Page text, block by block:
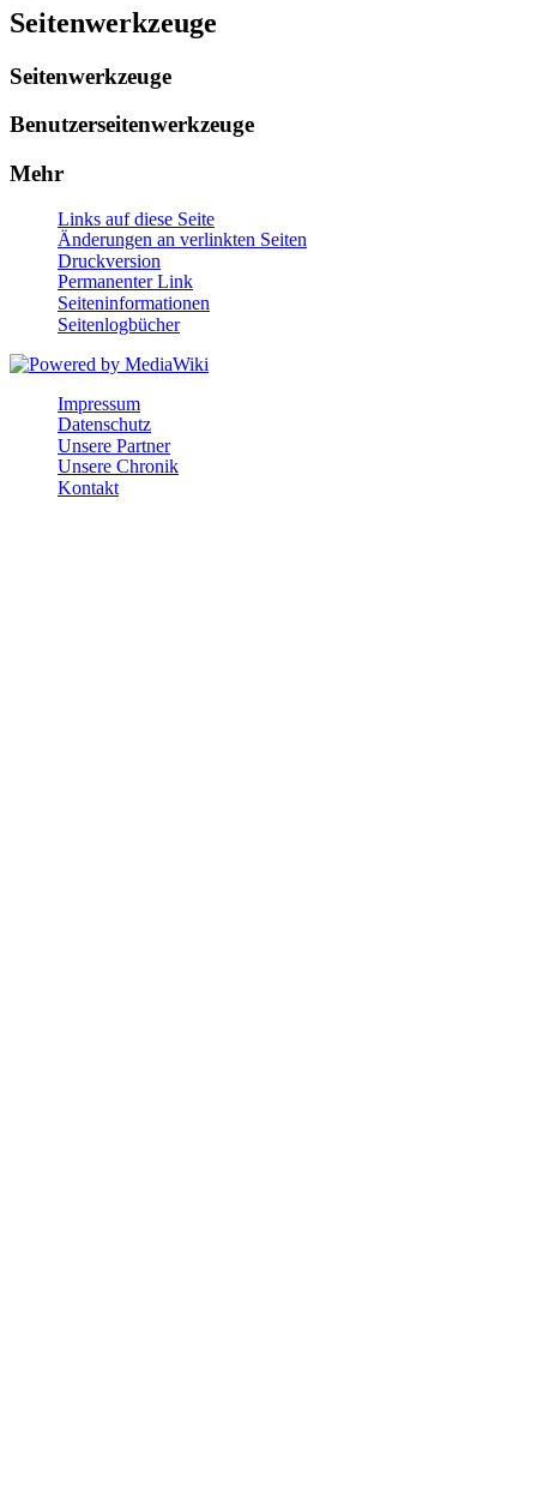
Seitenwerkzeuge
Seitenwerkzeuge
Benutzerseitenwerkzeuge
Mehr
Links auf diese Seite
Änderungen an verlinkten Seiten
Druckversion
Permanenter Link
Seiten­informationen
Seitenlogbücher
Impressum
Datenschutz
Unsere Partner
Unsere Chronik
Kontakt